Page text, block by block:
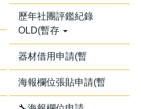
歷年社團評鑑紀錄
OLD(暫存
器材借用申請(暫
海報欄位張貼申請(暫